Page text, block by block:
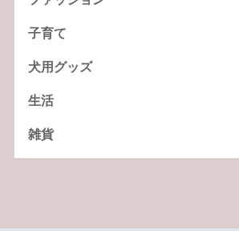
子育て
犬用グッズ
生活
雑貨